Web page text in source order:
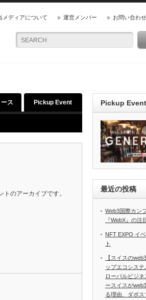
メディアについて 運営メンバー お問い合わせ
ス Pickup Event
のアーカイブです。
Pickup Event
最近の投稿
Web3国際カン
『WebX』の注
NFT EXPO イ
ト
【スイスの
ップエコシス
ローバルビジネ
ースイスが
る理由、ダボ